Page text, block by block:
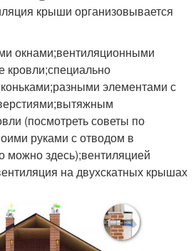
крыши организовывается
окнами;вентиляционными
кровли;специально
элементами с
(посмотреть советы по
руками с отводом в
можно здесь);вентиляцией
на двухскатных крышах